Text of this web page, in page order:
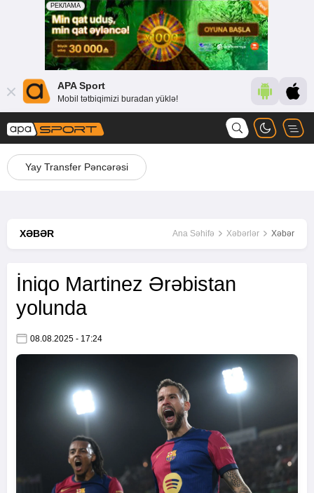
APA Sport
Mobil tətbiqimizi buradan yüklə!
Yay Transfer Pəncərəsi
XƏBƏR Ana Səhifə Xəbərlər Xəbər
İniqo Martinez Ərəbistan
yolunda
08.08.2025 - 17:24